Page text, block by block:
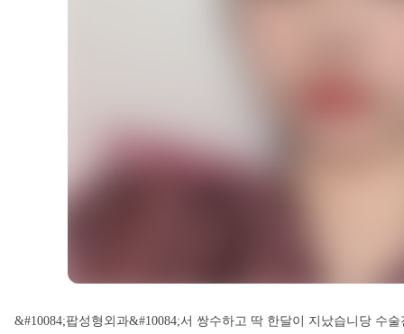
셀카후기 전체 내용은
&#10084;팝성형외과&#10084;서 쌍수하고 딱 한달이 지났습니당 수